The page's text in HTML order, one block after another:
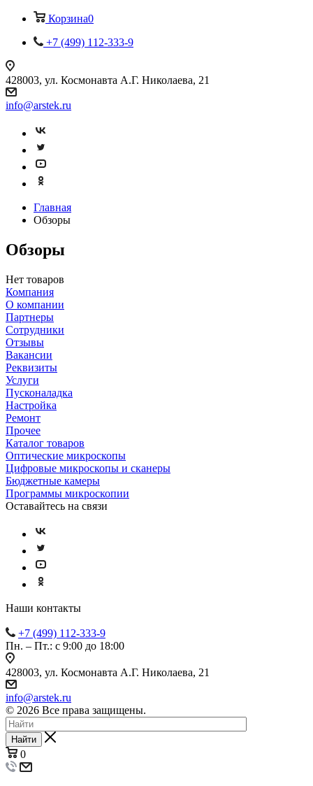
Корзина0
+7 (499) 112-333-9
428003, ул. Космонавта А.Г. Николаева, 21
info@arstek.ru
Главная
Обзоры
Обзоры
Нет товаров
Компания
О компании
Партнеры
Сотрудники
Отзывы
Вакансии
Реквизиты
Услуги
Пусконаладка
Настройка
Ремонт
Прочее
Каталог товаров
Оптические микроскопы
Цифровые микроскопы и сканеры
Бюджетные камеры
Программы микроскопии
Оставайтесь на связи
Наши контакты
+7 (499) 112-333-9
Пн. – Пт.: с 9:00 до 18:00
428003, ул. Космонавта А.Г. Николаева, 21
info@arstek.ru
© 2026 Все права защищены.
Найти
0